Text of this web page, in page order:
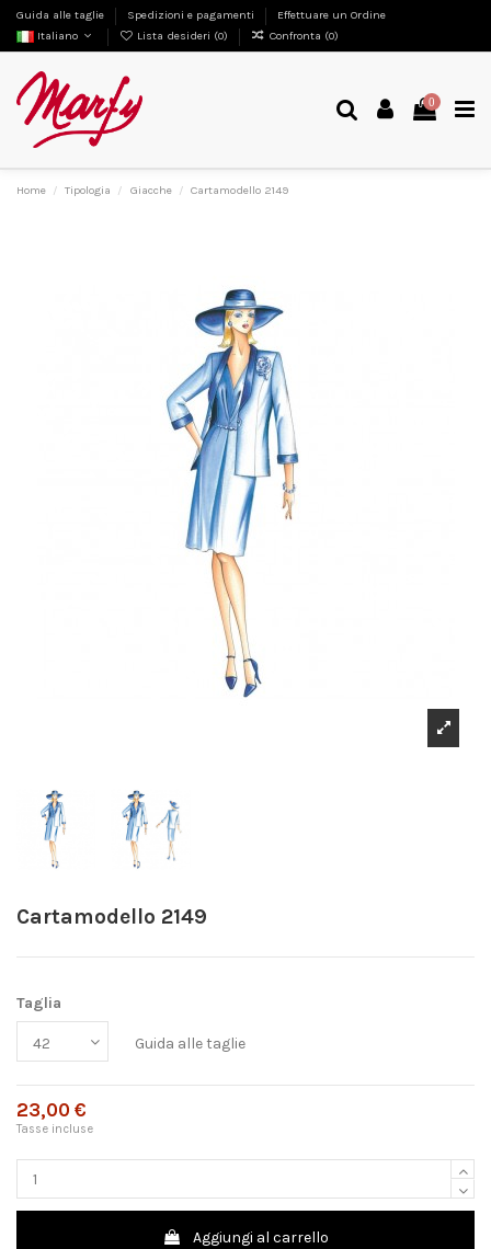
Guida alle taglie Spedizioni e pagamenti
Effettuare un Ordine
Italiano
Lista desideri (0) Confronta (0)
0
Home Tipologia Giacche Cartamodello 2149
Cartamodello 2149
Taglia
Guida alle taglie
23,00 €
Tasse incluse
Aggiungi al carrello